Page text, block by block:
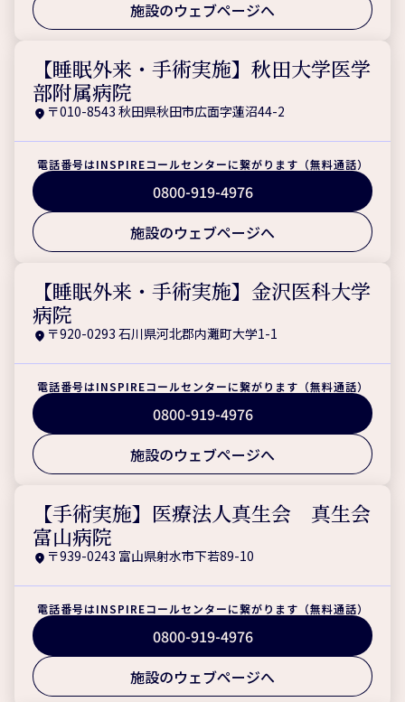
施設のウェブページへ
【睡眠外来・手術実施】秋田大学医学
部附属病院
〒010-8543 秋田県秋田市広面字蓮沼44-2
電話番号はINSPIREコールセンターに繋がります（無料通話）
0800-919-4976
施設のウェブページへ
【睡眠外来・手術実施】金沢医科大学
病院
〒920-0293 石川県河北郡内灘町大学1-1
電話番号はINSPIREコールセンターに繋がります（無料通話）
0800-919-4976
施設のウェブページへ
【手術実施】医療法人真生会 真生会
富山病院
〒939-0243 富山県射水市下若89-10
電話番号はINSPIREコールセンターに繋がります（無料通話）
0800-919-4976
施設のウェブページへ